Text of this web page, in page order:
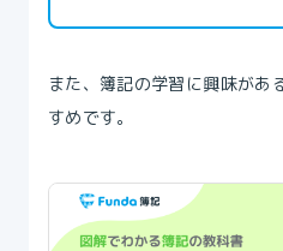
また、簿記の学習に興味があ
すめです。